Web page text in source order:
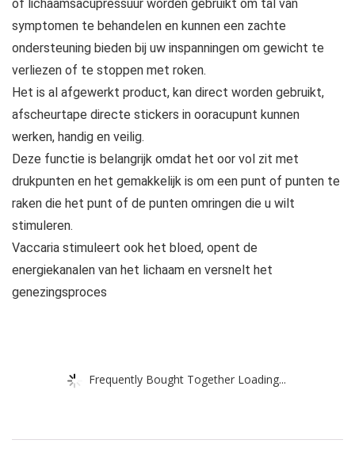
of lichaamsacupressuur worden gebruikt om tal van
symptomen te behandelen en kunnen een zachte
ondersteuning bieden bij uw inspanningen om gewicht te
verliezen of te stoppen met roken.
Het is al afgewerkt product, kan direct worden gebruikt,
afscheurtape directe stickers in ooracupunt kunnen
werken, handig en veilig.
Deze functie is belangrijk omdat het oor vol zit met
drukpunten en het gemakkelijk is om een ​​punt of punten te
raken die het punt of de punten omringen die u wilt
stimuleren.
Vaccaria stimuleert ook het bloed, opent de
energiekanalen van het lichaam en versnelt het
genezingsproces
Frequently Bought Together Loading...